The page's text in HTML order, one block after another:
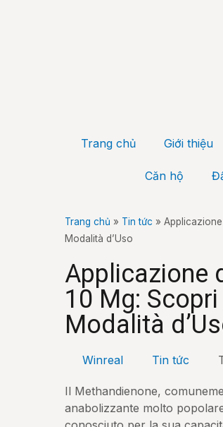
Trang chủ Giới thiệu
Căn hộ
Trang chủ » Tin tức »
Modalità d’Uso
Applicazione
10 Mg:
Modalità
Winreal Tin tức
Il Methandienone,
anabolizzante molto